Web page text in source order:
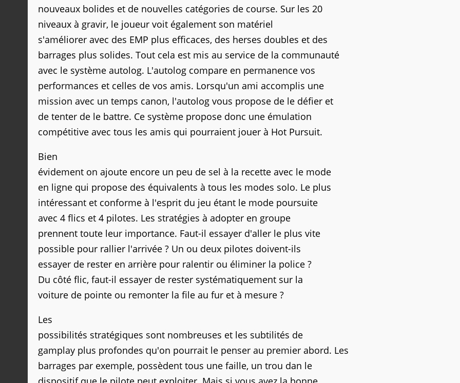
nouveaux bolides et de nouvelles catégories de course. Sur les 20
niveaux à gravir, le joueur voit également son matériel
s'améliorer avec des EMP plus efficaces, des herses doubles et des
barrages plus solides. Tout cela est mis au service de la communauté
avec le système autolog. L'autolog compare en permanence vos
performances et celles de vos amis. Lorsqu'un ami accomplis une
mission avec un temps canon, l'autolog vous propose de le défier et
de tenter de le battre. Ce système propose donc une émulation
compétitive avec tous les amis qui pourraient jouer à Hot Pursuit.
Bien
évidement on ajoute encore un peu de sel à la recette avec le mode
en ligne qui propose des équivalents à tous les modes solo. Le plus
intéressant et conforme à l'esprit du jeu étant le mode poursuite
avec 4 flics et 4 pilotes. Les stratégies à adopter en groupe
prennent toute leur importance. Faut-il essayer d'aller le plus vite
possible pour rallier l'arrivée ? Un ou deux pilotes doivent-ils
essayer de rester en arrière pour ralentir ou éliminer la police ?
Du côté flic, faut-il essayer de rester systématiquement sur la
voiture de pointe ou remonter la file au fur et à mesure ?
Les
possibilités stratégiques sont nombreuses et les subtilités de
gamplay plus profondes qu'on pourrait le penser au premier abord. Les
barrages par exemple, possèdent tous une faille, un trou dan le